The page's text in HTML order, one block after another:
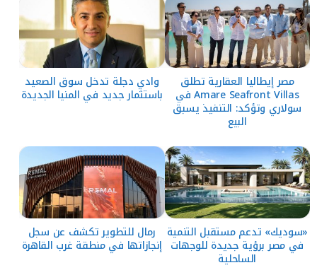
مصر إيطاليا العقارية تطلق
Amare Seafront Villas في
سولاري وتؤكد: التنفيذ يسبق
البيع
وادي دجلة تدخل سوق الصعيد
باستثمار جديد في المنيا الجديدة
«سوديك» تدعم مستقبل التنمية
في مصر برؤية جديدة للوجهات
الساحلية
رمال للتطوير تكشف عن سجل
إنجازاتها في منطقة غرب القاهرة